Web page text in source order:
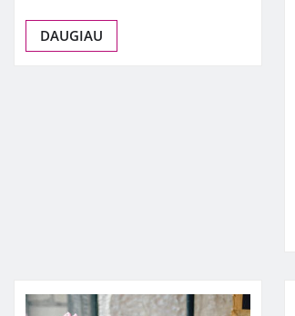
DAUGIAU